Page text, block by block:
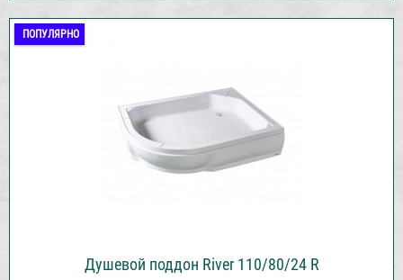
ПОПУЛЯРНО
Душевой поддон River 110/80/24 R